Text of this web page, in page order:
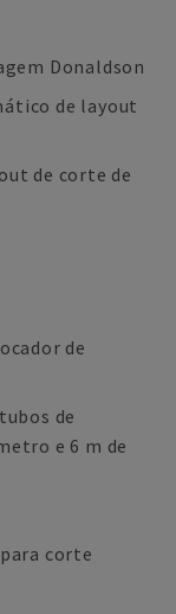
Donaldson
de layout
de corte de
de
de
e 6 m de
corte